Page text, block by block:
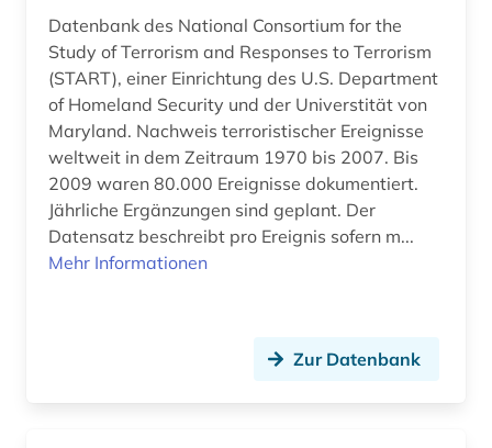
Datenbank des National Consortium for the
Study of Terrorism and Responses to Terrorism
(START), einer Einrichtung des U.S. Department
of Homeland Security und der Universtität von
Maryland. Nachweis terroristischer Ereignisse
weltweit in dem Zeitraum 1970 bis 2007. Bis
2009 waren 80.000 Ereignisse dokumentiert.
Jährliche Ergänzungen sind geplant. Der
Datensatz beschreibt pro Ereignis sofern m...
Mehr Informationen
Zur Datenbank